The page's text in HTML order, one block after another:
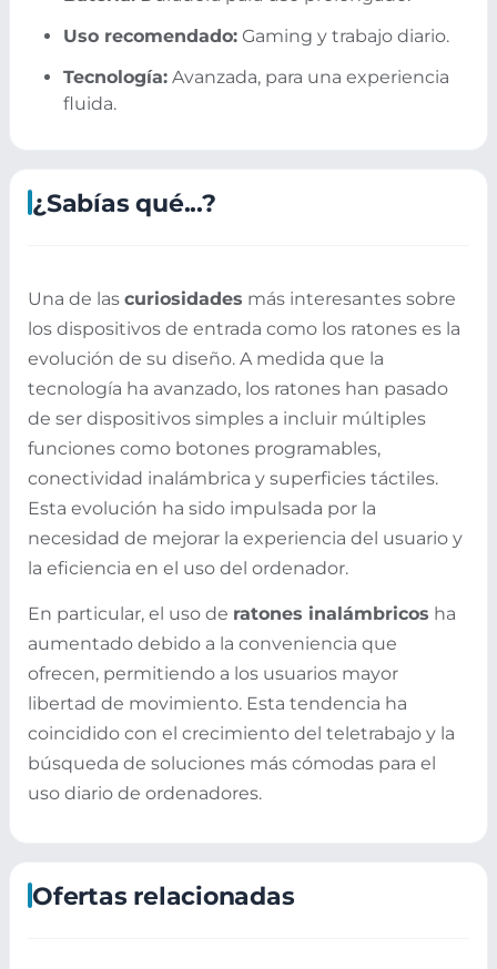
Uso recomendado: Gaming y trabajo diario.
Tecnología: Avanzada, para una experiencia
fluida.
¿Sabías qué...?
Una de las curiosidades más interesantes sobre
los dispositivos de entrada como los ratones es la
evolución de su diseño. A medida que la
tecnología ha avanzado, los ratones han pasado
de ser dispositivos simples a incluir múltiples
funciones como botones programables,
conectividad inalámbrica y superficies táctiles.
Esta evolución ha sido impulsada por la
necesidad de mejorar la experiencia del usuario y
la eficiencia en el uso del ordenador.
En particular, el uso de ratones inalámbricos ha
aumentado debido a la conveniencia que
ofrecen, permitiendo a los usuarios mayor
libertad de movimiento. Esta tendencia ha
coincidido con el crecimiento del teletrabajo y la
búsqueda de soluciones más cómodas para el
uso diario de ordenadores.
Ofertas relacionadas